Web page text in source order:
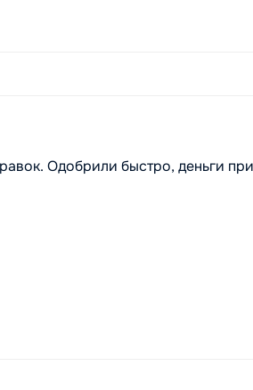
Одобрили быстро, деньги